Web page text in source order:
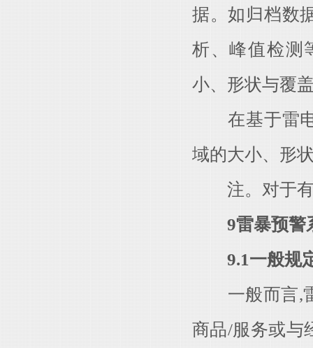
据。如归档数
析、峰值检测
小、形状与覆
在基于雷电
域的大小、形
注。对于有
9雷暴预警
9.1一般规
一般而言,雷
商品/服务或与